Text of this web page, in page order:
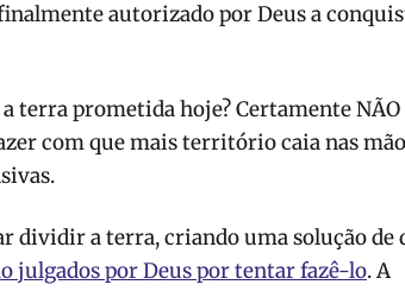
autorizado por Deus a
terra prometida hoje? Certamente NÃO
com que mais território caia nas
dividir a terra, criando uma solução de
julgados por Deus por tentar fazê-lo. A